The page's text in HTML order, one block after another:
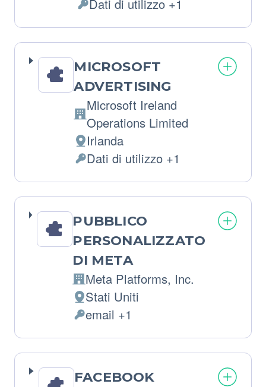
del
trattamento:
Dati
Personali
trattati:
Dati di utilizzo +1
MICROSOFT
ADVERTISING
Azienda:
Microsoft Ireland
Operations Limited
Luogo
del
trattamento:
Irlanda
Dati
Personali
trattati:
Dati di utilizzo +1
PUBBLICO
PERSONALIZZATO
DI META
Azienda:
Meta Platforms, Inc.
Luogo
del
trattamento:
Stati Uniti
Dati
Personali
trattati:
email +1
FACEBOOK